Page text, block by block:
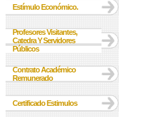
Estímulo Económico.
Profesores Visitantes,
Catedra Y Servidores
Públicos
Contrato Académico
Remunerado
Certificado Estimulos